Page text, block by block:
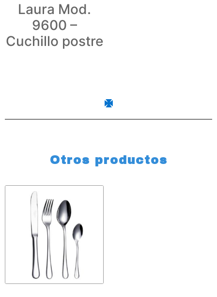
Laura Mod.
9600 –
Cuchillo postre
Otros productos